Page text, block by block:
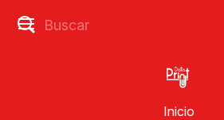
Inicio